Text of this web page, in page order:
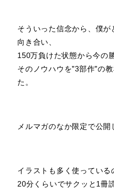
そういった信念から、僕が
向き合い、
150万負けた状態から今の
そのノウハウを”3部作”の
た。
メルマガのなか限定で公開
イラストも多く使っている
20分くらいでサクッと1冊